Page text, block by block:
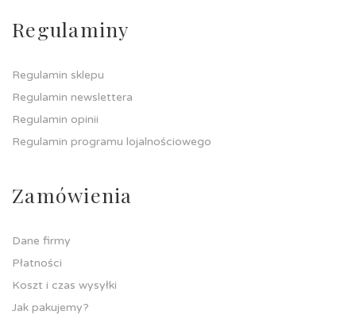
Regulaminy
Regulamin sklepu
Regulamin newslettera
Regulamin opinii
Regulamin programu lojalnościowego
Zamówienia
Dane firmy
Płatności
Koszt i czas wysyłki
Jak pakujemy?